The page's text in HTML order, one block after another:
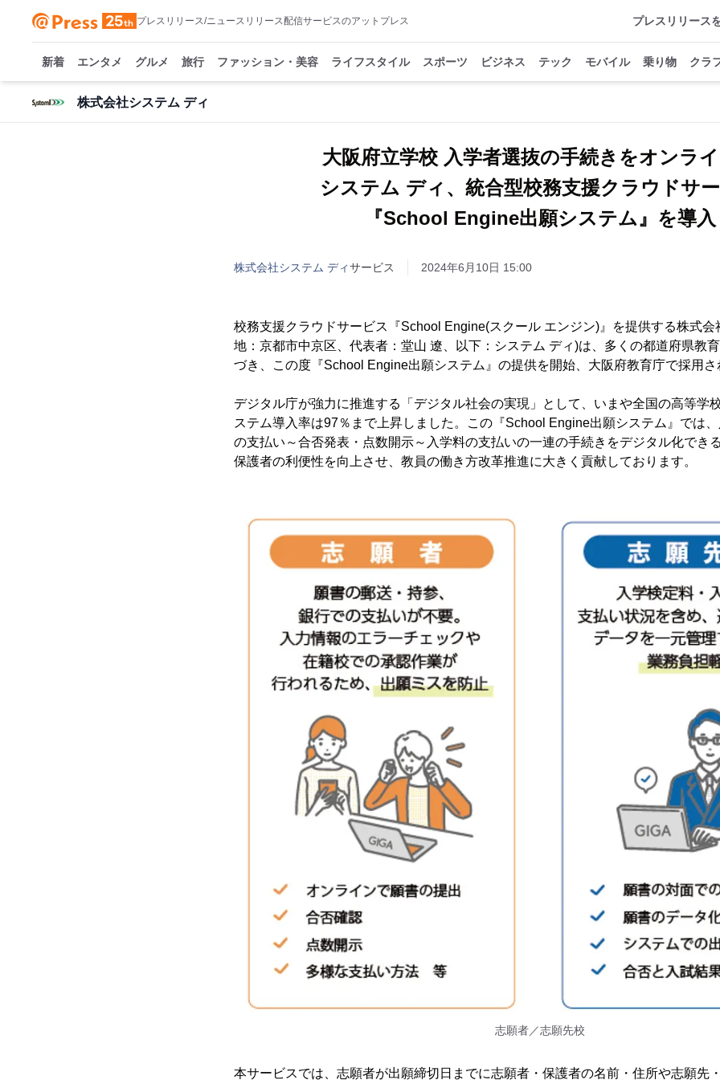
プレスリリース/ニュースリリース配信サービスのアットプレス プレスリリース
新着 エンタメ グルメ 旅行 ファッション・美容 ライフスタイル スポーツ ビジネス テック モバイル 乗り物 クラ
株式会社システム ディ
大阪府立学校 入学者選抜の手続きをオンラ
システム ディ、統合型校務支援クラウドサ
『School Engine出願システム』を導入
株式会社システム ディサービス 2024年6月10日 15:00
校務支援クラウドサービス『School Engine(スクール エンジン)』を提供する株式会
地：京都市中京区、代表者：堂山 遼、以下：システム ディ)は、多くの都道府県教
づき、この度『School Engine出願システム』の提供を開始、大阪府教育庁で採用さ
デジタル庁が強力に推進する「デジタル社会の実現」として、いまや全国の高等学
ステム導入率は97％まで上昇しました。この『School Engine出願システム』では
の支払い～合否発表・点数開示～入学料の支払いの一連の手続きをデジタル化でき
保護者の利便性を向上させ、教員の働き方改革推進に大きく貢献しております。
志願者／志願先校
本サービスでは、志願者が出願締切日までに志願者・保護者の名前・住所や志願先